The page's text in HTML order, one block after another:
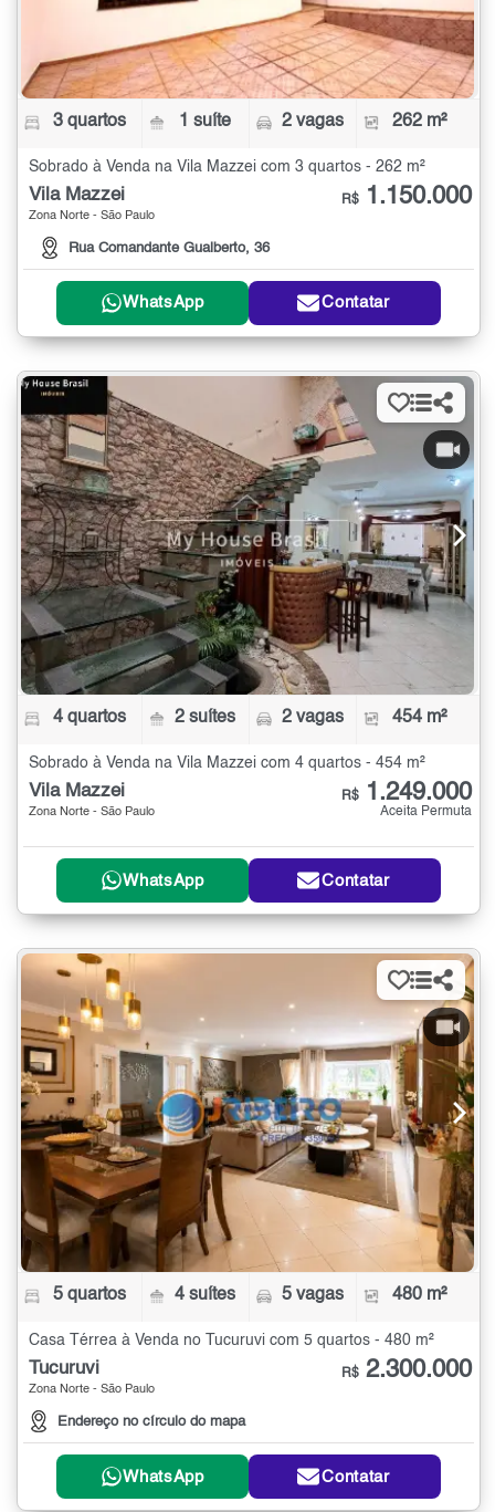
3 quartos 1 suíte 2 vagas 262 m²
Sobrado à Venda na Vila Mazzei com 3 quartos - 262 m²
Vila Mazzei
Zona Norte - São Paulo
Rua Comandante Gualberto, 36
R$ 1.150.000
WhatsApp Contatar
4 quartos 2 suítes 2 vagas 454 m²
Sobrado à Venda na Vila Mazzei com 4 quartos - 454 m²
Vila Mazzei
Zona Norte - São Paulo
R$ 1.249.000
Aceita Permuta
WhatsApp Contatar
5 quartos 4 suítes 5 vagas 480 m²
Casa Térrea à Venda no Tucuruvi com 5 quartos - 480 m²
Tucuruvi
Zona Norte - São Paulo
Endereço no círculo do mapa
R$ 2.300.000
WhatsApp Contatar